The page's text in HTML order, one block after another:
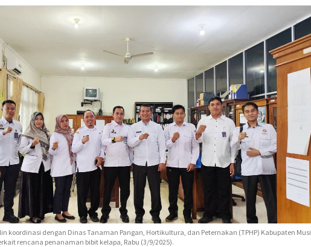
koordinasi dengan Dinas Tanaman Pangan, Hortikultura, dan Peternakan (TPHP) Kabupaten Musi
rencana penanaman bibit kelapa, Rabu (3/9/2025).